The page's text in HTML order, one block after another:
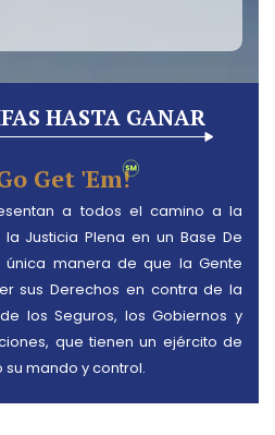
HASTA GANAR
Get 'em!
a todos el camino a la
Justicia Plena en un Base De
única manera de que la Gente
sus Derechos en contra de la
los Seguros, los Gobiernos y
que tienen un ejército de
mando y control.